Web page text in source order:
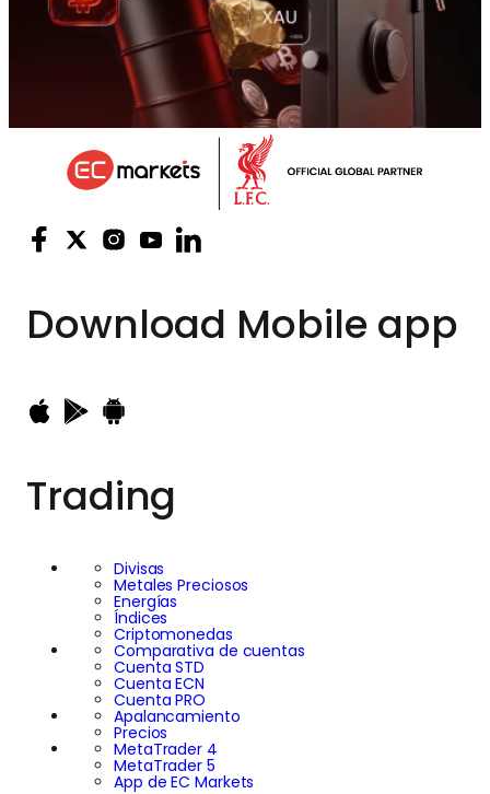
Download Mobile app
Trading
Divisas
Metales Preciosos
Energías
Índices
Criptomonedas
Comparativa de cuentas
Cuenta STD
Cuenta ECN
Cuenta PRO
Apalancamiento
Precios
MetaTrader 4
MetaTrader 5
App de EC Markets